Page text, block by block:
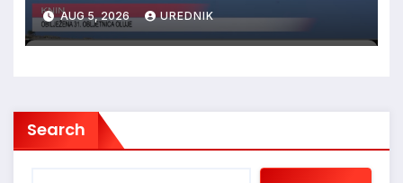
AUG 5, 2026 UREDNIK
Search